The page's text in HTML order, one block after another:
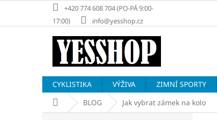
obsah
+420 774 608 704 (PO-PÁ 9:00-
17:00)
info@yesshop.cz
CYKLISTIKA VÝŽIVA ZIMNÍ SPORTY
Domů BLOG Jak vybrat zámek na kolo